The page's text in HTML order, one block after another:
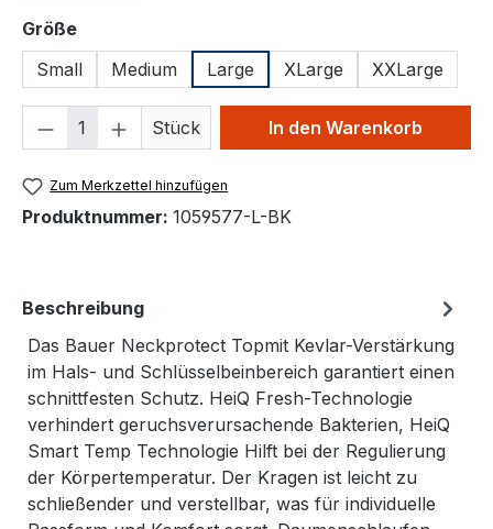
Größeauswählen
Small
Medium Large XLarge XXLarge
Produkt Anzahl: Gib den
Stück In den Warenkorb
Zum Merkzettel hinzufügen
Produktnummer: 1059577-L-BK
Beschreibung
Das Bauer Neckprotect Topmit Kevlar-Verstärkung
im Hals- und Schlüsselbeinbereich garantiert einen
schnittfesten Schutz. HeiQ Fresh-Technologie
verhindert geruchsverursachende Bakterien, HeiQ
Smart Temp Technologie Hilft bei der Regulierung
der Körpertemperatur. Der Kragen ist leicht zu
schließender und verstellbar, was für individuelle